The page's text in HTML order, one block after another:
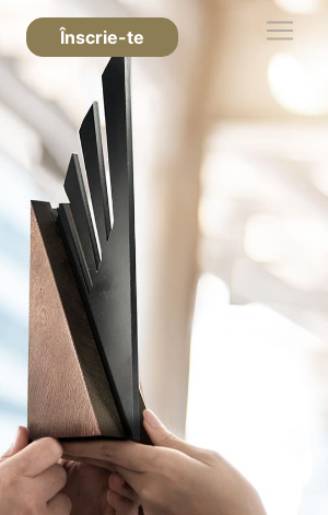
Înscrie-te